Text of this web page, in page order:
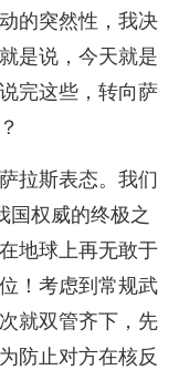
的突然性，我决
是说，今天就是
完这些，转向萨
拉斯表态。我们
国权威的终极之
地球上再无敢于
！考虑到常规武
就双管齐下，先
防止对方在核反